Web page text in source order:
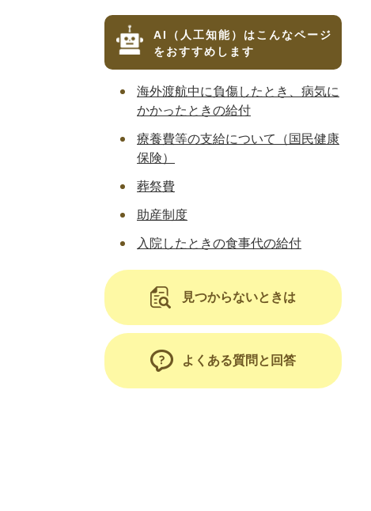
AI（人工知能）はこんなページ
をおすすめします
海外渡航中に負傷したとき、病気に
かかったときの給付
療養費等の支給について（国民健康
保険）
葬祭費
助産制度
入院したときの食事代の給付
見つからないときは
よくある質問と回答